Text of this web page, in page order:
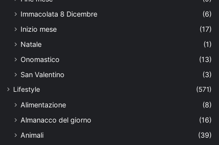
Immacolata 8 Dicembre
(6)
Inizio mese
(17)
Natale
(1)
Onomastico
(13)
San Valentino
(3)
Lifestyle (571)
Alimentazione
(8)
Almanacco del giorno
(16)
Animali
(39)